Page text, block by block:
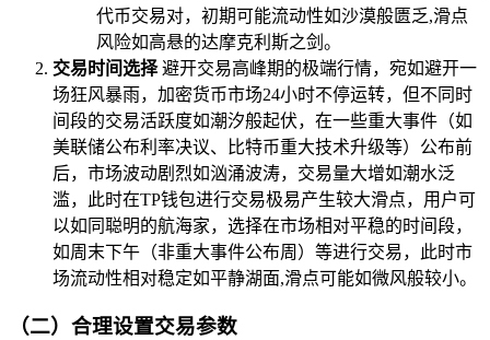
代币交易对，初期可能流动性如沙漠般匮乏,滑点
风险如高悬的达摩克利斯之剑。
交易时间选择避开交易高峰期的极端行情，宛如避开一
场狂风暴雨，加密货币市场24小时不停运转，但不同时
间段的交易活跃度如潮汐般起伏，在一些重大事件（如
美联储公布利率决议、比特币重大技术升级等）公布前
后，市场波动剧烈如汹涌波涛，交易量大增如潮水泛
滥，此时在TP钱包进行交易极易产生较大滑点，用户可
以如同聪明的航海家，选择在市场相对平稳的时间段，
如周末下午（非重大事件公布周）等进行交易，此时市
场流动性相对稳定如平静湖面,滑点可能如微风般较小。
（二）合理设置交易参数